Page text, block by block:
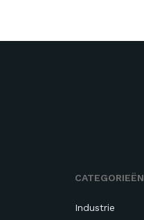
CATEGORIEËN
Industrie